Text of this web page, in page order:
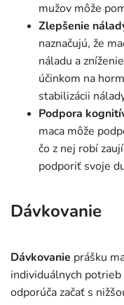
mužov môže
Zlepšenie
naznačujú, že
náladu a
účinkom na
stabilizácii
Podpora
maca môže
čo z nej robí
podporiť svoje
Dávkovanie
Dávkovanie prášku
individuálnych
odporúča začať s